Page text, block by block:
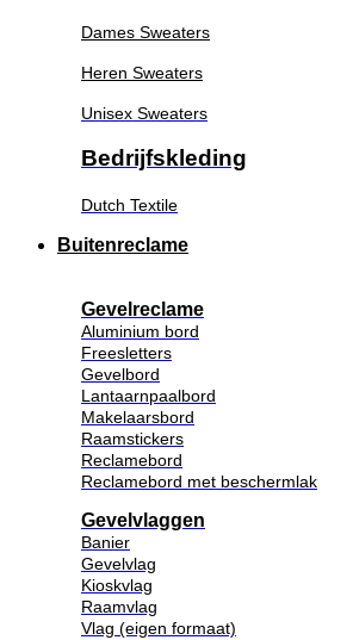
Dames Sweaters
Heren Sweaters
Unisex Sweaters
Bedrijfskleding
Dutch Textile
Buitenreclame
Gevelreclame
Aluminium bord
Freesletters
Gevelbord
Lantaarnpaalbord
Makelaarsbord
Raamstickers
Reclamebord
Reclamebord met beschermlak
Gevelvlaggen
Banier
Gevelvlag
Kioskvlag
Raamvlag
Vlag (eigen formaat)